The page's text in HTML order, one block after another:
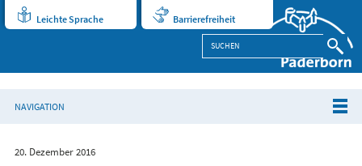
Leichte Sprache Barrierefreiheit
NAVIGATION
20. Dezember 2016